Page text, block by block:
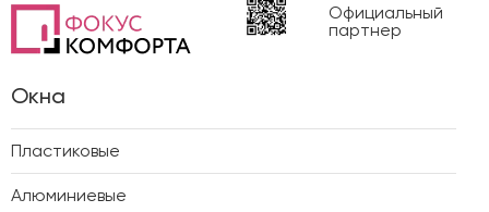
Официальный
партнер
Окна
Пластиковые
Алюминиевые